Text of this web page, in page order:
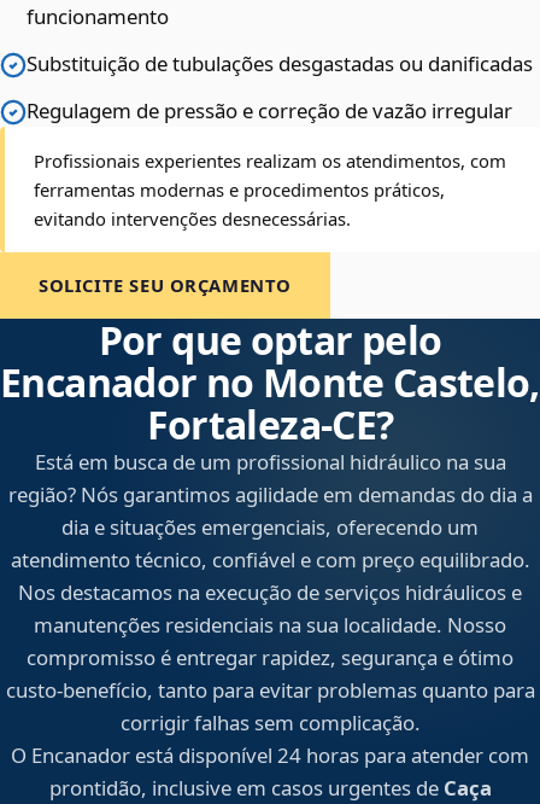
funcionamento
Substituição de tubulações desgastadas ou danificadas
Regulagem de pressão e correção de vazão irregular
Profissionais experientes realizam os atendimentos, com
ferramentas modernas e procedimentos práticos,
evitando intervenções desnecessárias.
SOLICITE SEU ORÇAMENTO
Por que optar pelo
Encanador no Monte Castelo,
Fortaleza‑CE?
Está em busca de um profissional hidráulico na sua
região? Nós garantimos agilidade em demandas do dia a
dia e situações emergenciais, oferecendo um
atendimento técnico, confiável e com preço equilibrado.
Nos destacamos na execução de serviços hidráulicos e
manutenções residenciais na sua localidade. Nosso
compromisso é entregar rapidez, segurança e ótimo
custo-benefício, tanto para evitar problemas quanto para
corrigir falhas sem complicação.
O Encanador está disponível 24 horas para atender com
prontidão, inclusive em casos urgentes de Caça